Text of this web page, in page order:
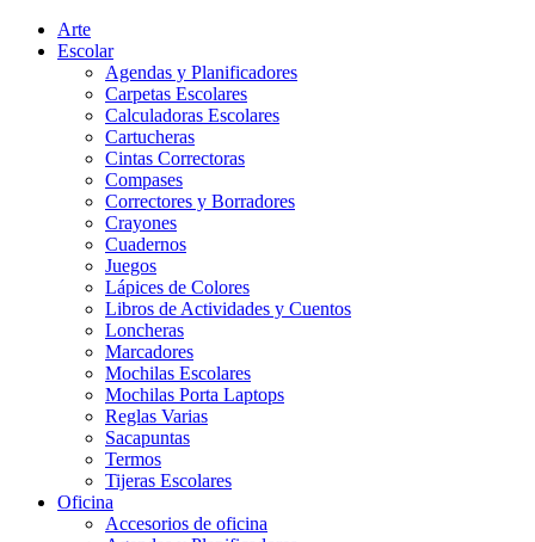
Arte
Escolar
Agendas y Planificadores
Carpetas Escolares
Calculadoras Escolares
Cartucheras
Cintas Correctoras
Compases
Correctores y Borradores
Crayones
Cuadernos
Juegos
Lápices de Colores
Libros de Actividades y Cuentos
Loncheras
Marcadores
Mochilas Escolares
Mochilas Porta Laptops
Reglas Varias
Sacapuntas
Termos
Tijeras Escolares
Oficina
Accesorios de oficina